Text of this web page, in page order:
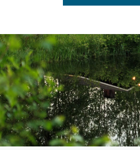
2024/12/17
年末年始休業のお知らせ
2024/11/11
JINショールーム「OWL」のご案内
MORE ARTICLE